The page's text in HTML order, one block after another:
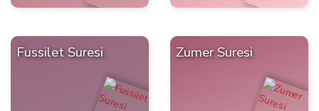
Fussilet Suresi Zumer Suresi